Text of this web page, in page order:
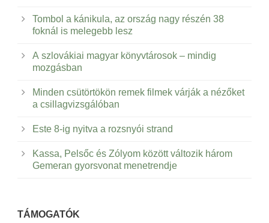
Tombol a kánikula, az ország nagy részén 38
foknál is melegebb lesz
A szlovákiai magyar könyvtárosok – mindig
mozgásban
Minden csütörtökön remek filmek várják a nézőket
a csillagvizsgálóban
Este 8-ig nyitva a rozsnyói strand
Kassa, Pelsőc és Zólyom között változik három
Gemeran gyorsvonat menetrendje
TÁMOGATÓK